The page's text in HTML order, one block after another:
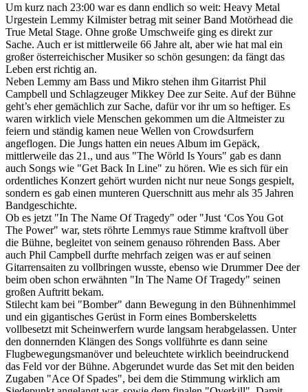
Um kurz nach 23:00 war es dann endlich so weit: Heavy Metal
Urgestein Lemmy Kilmister betrag mit seiner Band Motörhead die
True Metal Stage. Ohne große Umschweife ging es direkt zur
Sache. Auch er ist mittlerweile 66 Jahre alt, aber wie hat mal ein
großer österreichischer Musiker so schön gesungen: da fängt das
Leben erst richtig an.
Neben Lemmy am Bass und Mikro stehen ihm Gitarrist Phil
Campbell und Schlagzeuger Mikkey Dee zur Seite. Auf der Bühne
geht’s eher gemächlich zur Sache, dafür vor ihr um so heftiger. Es
waren wirklich viele Menschen gekommen um die Altmeister zu
feiern und ständig kamen neue Wellen von Crowdsurfern
angeflogen. Die Jungs hatten ein neues Album im Gepäck,
mittlerweile das 21., und aus "The Wörld Is Yours" gab es dann
auch Songs wie "Get Back In Line" zu hören. Wie es sich für ein
ordentliches Konzert gehört wurden nicht nur neue Songs gespielt,
sondern es gab einen munteren Querschnitt aus mehr als 35 Jahren
Bandgeschichte.
Ob es jetzt "In The Name Of Tragedy" oder "Just ‘Cos You Got
The Power" war, stets röhrte Lemmys raue Stimme kraftvoll über
die Bühne, begleitet von seinem genauso röhrenden Bass. Aber
auch Phil Campbell durfte mehrfach zeigen was er auf seinen
Gitarrensaiten zu vollbringen wusste, ebenso wie Drummer Dee der
beim oben schon erwähnten "In The Name Of Tragedy" seinen
großen Auftritt bekam.
Stilecht kam bei "Bomber" dann Bewegung in den Bühnenhimmel
und ein gigantisches Gerüst in Form eines Bomberskeletts
vollbesetzt mit Scheinwerfern wurde langsam herabgelassen. Unter
den donnernden Klängen des Songs vollführte es dann seine
Flugbewegungsmanöver und beleuchtete wirklich beeindruckend
das Feld vor der Bühne. Abgerundet wurde das Set mit den beiden
Zugaben "Ace Of Spades", bei dem die Stimmung wirklich am